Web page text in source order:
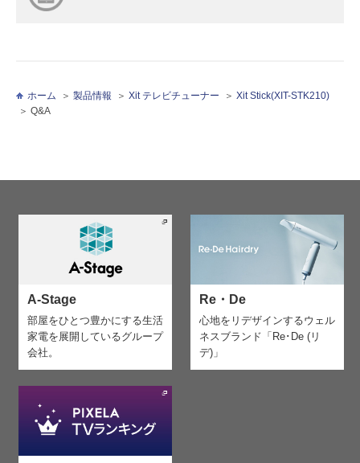
ホーム 製品情報 Xit テレビチューナー
Xit Stick(XIT-STK210)
Q&A
A-Stage
部屋をひとつ豊かにする生活
家電を展開しているグループ
会社。
Re・De
心地をリデザインするウェル
ネスブランド「Re･De (リ
デ)」